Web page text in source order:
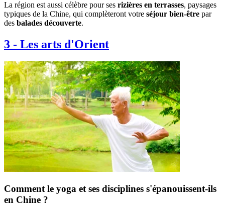
La région est aussi célèbre pour ses rizières en terrasses, paysages
typiques de la Chine, qui complèteront votre séjour bien-être par
des balades découverte.
3 - Les arts d'Orient
Comment le yoga et ses disciplines s'épanouissent-ils
en Chine ?